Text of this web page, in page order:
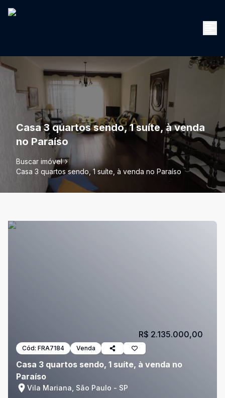
Casa 3 quartos sendo, 1 suíte, à venda
no Paraíso
Buscar imóvel
Casa 3 quartos sendo, 1 suíte, à venda no Paraíso
Cód: FRA7184 Venda
Casa 3 quartos sendo, 1 suíte, à venda no
Paraíso
Vila Mariana, São Paulo - SP
R$ 2.135.000,00